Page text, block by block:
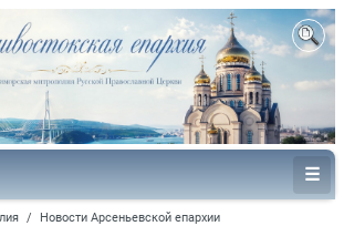
/ Новости Арсеньевской епархии